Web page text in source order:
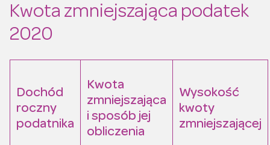
Kwota zmniejszająca podatek
2020
Dochód
roczny
podatnika
Kwota
zmniejszająca
i sposób jej
obliczenia
Wysokość
kwoty
zmniejszającej